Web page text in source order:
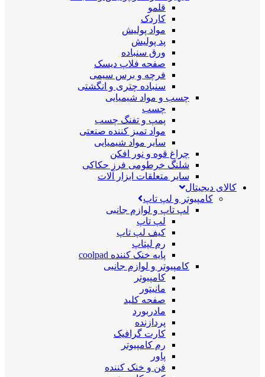
قلمو
کاردک
مواد پولیش
پد پولیش
ورق سنباده
صفحه فلاپ دیسک
فرچه و برس سیمی
سنباده چتری و انگشتی
چسب و مواد شیمیایی
چسب
پمپ و تفنگ چسب
مواد تمیز کننده صنعتی
سایر مواد شیمیایی
چراغ قوه و نور افکن
شلنگ خرطومی فرز حکاکی
سایر متعلقات ابزار آلات
کالای دیجیتال
کامپیوتر و لپ تاپ
لپ تاپ و لوازم جانبی
لپ تاپ
کیف لپ تاپ
رم لپتاپ
پایه خنک کننده coolpad
کامپیوتر و لوازم جانبی
کامپیوتر
مانیتور
صفحه کلید
مادربورد
پردازنده
کارت گرافیک
رم کامپیوتر
پاور
فن و خنک کننده